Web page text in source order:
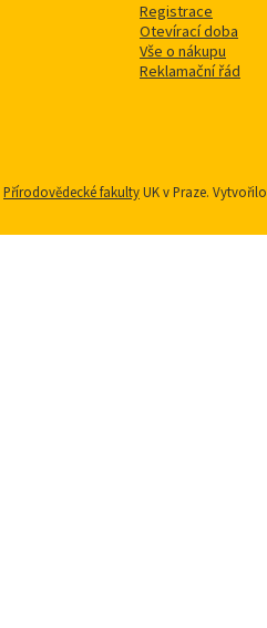
Registrace
Otevírací doba
Vše o nákupu
Reklamační řád
Přírodovědecké fakultyUK v Praze. Vytvořilo